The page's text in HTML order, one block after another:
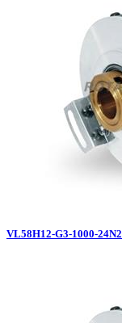
VL58H12-G3-1000-24N2